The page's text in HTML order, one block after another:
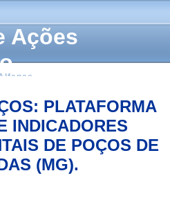
Ações
PLATAFORMA
INDICADORES
DE POÇOS DE
(MG).